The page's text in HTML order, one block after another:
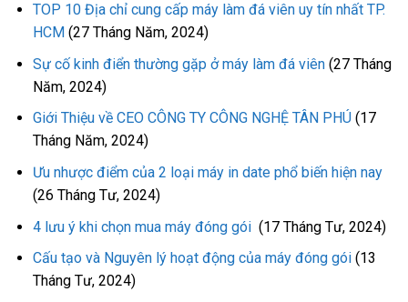
TOP 10 Địa chỉ cung cấp máy làm đá viên uy tín nhất TP.
HCM (27 Tháng Năm, 2024)
Sự cố kinh điển thường gặp ở máy làm đá viên (27 Tháng
Năm, 2024)
Giới Thiệu về CEO CÔNG TY CÔNG NGHỆ TÂN PHÚ (17
Tháng Năm, 2024)
Ưu nhược điểm của 2 loại máy in date phổ biến hiện nay
(26 Tháng Tư, 2024)
4 lưu ý khi chọn mua máy đóng gói (17 Tháng Tư, 2024)
Cấu tạo và Nguyên lý hoạt động của máy đóng gói (13
Tháng Tư, 2024)